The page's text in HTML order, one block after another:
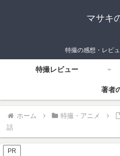
マサキ
特撮の感想・レビ
特撮レビュー
著者
ホーム 特撮・アニメ
話
PR